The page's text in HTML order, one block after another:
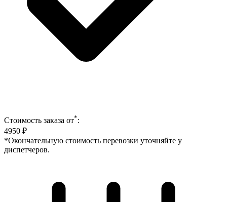
Стоимость заказа от*:
4950 ₽
*Окончательную стоимость перевозки уточняйте у
диспетчеров.